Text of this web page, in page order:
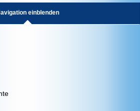
einblenden